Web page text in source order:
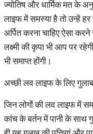
ज्योतिष और धार्मिक मत के
लाइफ में समस्या है तो उन्हें हर
अर्पित करना चाहिए ऐसा
लक्ष्मी की कृपा भी आप पर
भी समाप्त होंगी।
अच्छी लव लाइफ के लिए
जिन लोगों की लव लाइफ में
कांच के बर्तन में पानी के साथ